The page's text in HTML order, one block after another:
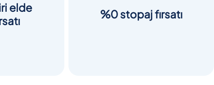
elde
%0 stopaj fırsatı